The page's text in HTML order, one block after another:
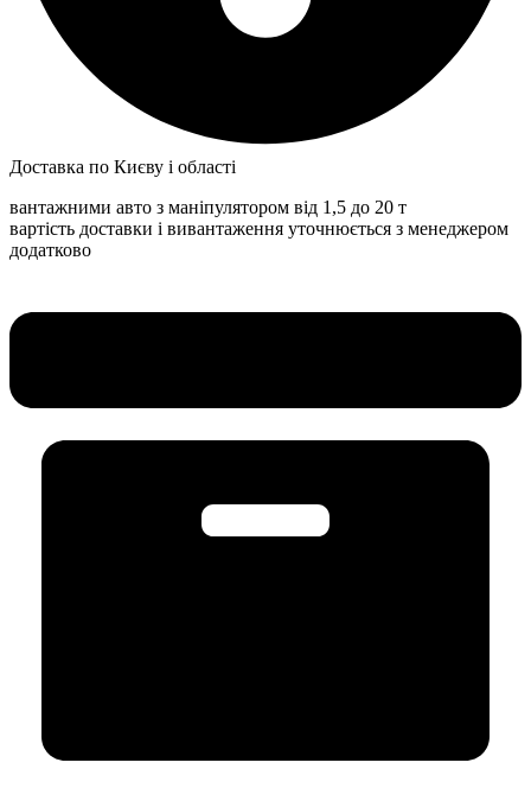
Доставка по Києву і області
вантажними авто з маніпулятором від 1,5 до 20 т
вартість доставки і вивантаження уточнюється з менеджером
додатково